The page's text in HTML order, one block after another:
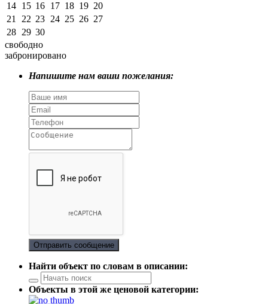
14 15 16 17 18 19 20
21
22 23 24 25 26 27
28 29 30
свободно
забронировано
Напишите нам ваши пожелания:
Отправить сообщение
Найти объект по словам в описании:
Объекты в этой же ценовой категории: